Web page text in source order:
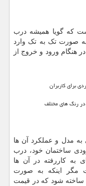
که گویا همیشه درب
صورت تک به تک وارد
هنگام ورود و خروج از
برای کاربران
در رنگ های مختلف
به مدل و عملکرد آن ها
ساختمان خود، درب
به کاررفته در آن ها
مگر اینکه به صورت
شود که در قیمت